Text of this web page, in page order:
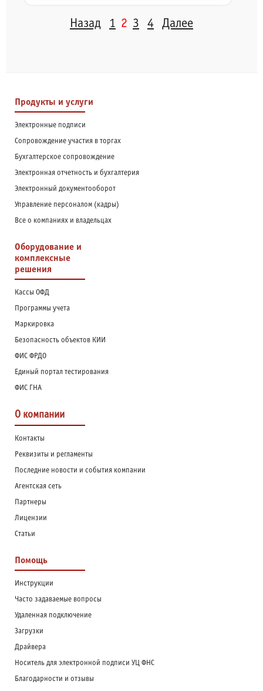
ПАГИНАЦИЯ
Назад 1 2 3 4 Далее
Продукты и услуги
Электронные подписи
Сопровождение участия в торгах
Бухгалтерское сопровождение
Электронная отчетность и бухгалтерия
Электронный документооборот
Управление персоналом (кадры)
Все о компаниях и владельцах
Оборудование и
комплексные
решения
Кассы ОФД
Программы учета
Маркировка
Безопасность объектов КИИ
ФИС ФРДО
Единый портал тестирования
ФИС ГНА
О компании
Контакты
Реквизиты и регламенты
Последние новости и события компании
Агентская сеть
Партнеры
Лицензии
Статьи
Помощь
Инструкции
Часто задаваемые вопросы
Удаленная подключение
Загрузки
Драйвера
Носитель для электронной подписи УЦ ФНС
Благодарности и отзывы